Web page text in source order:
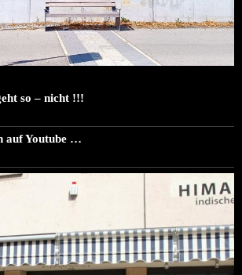
so – nicht !!!
auf Youtube …